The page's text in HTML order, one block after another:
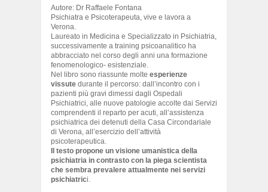
Autore: Dr Raffaele Fontana
Psichiatra e Psicoterapeuta, vive e lavora a
Verona.
Laureato in Medicina e Specializzato in Psichiatria,
successivamente a training psicoanalitico ha
abbracciato nel corso degli anni una formazione
fenomenologico- esistenziale.
Nel libro sono riassunte molte esperienze
vissute durante il percorso: dall’incontro con i
pazienti più gravi dimessi dagli Ospedali
Psichiatrici, alle nuove patologie accolte dai Servizi
comprendenti il reparto per acuti, all’assistenza
psichiatrica dei detenuti della Casa Circondariale
di Verona, all’esercizio dell’attività
psicoterapeutica.
Il testo propone un visione umanistica della
psichiatria in contrasto con la piega scientista
che sembra prevalere attualmente nei servizi
psichiatrici.